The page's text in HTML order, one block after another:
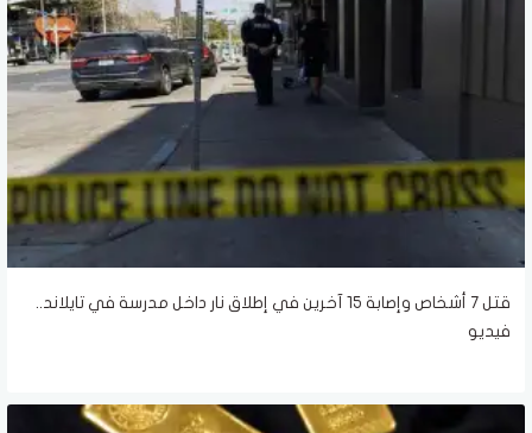
قتل 7 أشخاص وإصابة 15 آخرين في إطلاق نار داخل مدرسة في تايلاند..
فيديو